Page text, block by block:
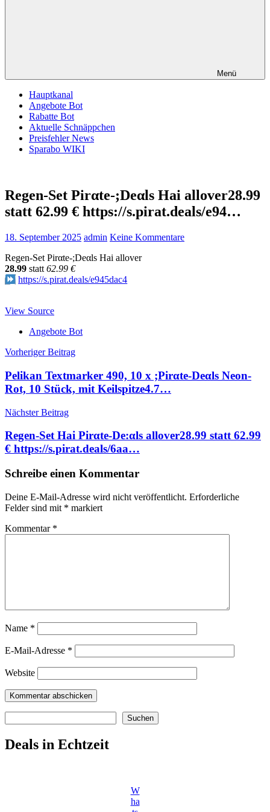
Menü
Hauptkanal
Angebote Bot
Rabatte Bot
Aktuelle Schnäppchen
Preisfehler News
Sparabo WIKI
Regen-Set Pirαtе-;Dеαls Hai allover28.99
statt 62.99 € https://s.pirat.deals/e94…
18. September 2025 admin Keine Kommentare
Regen-Set Pirαtе-;Dеαls Hai allover
28.99 statt 62.99 €
https://s.pirat.deals/e945dac4
View Source
Angebote Bot
Beitragsnavigation
Vorheriger Beitrag
Pelikan Textmarker 490, 10 x ;Pirαtе-Dеαls Neon-
Rot, 10 Stück, mit Keilspitze4.7…
Nächster Beitrag
Regen-Set Hai Pirαtе-Dе:αls allover28.99 statt 62.99
€ https://s.pirat.deals/6aa…
Schreibe einen Kommentar
Deine E-Mail-Adresse wird nicht veröffentlicht. Erforderliche
Felder sind mit * markiert
Kommentar *
Name *
E-Mail-Adresse *
Website
Suchen
Deals in Echtzeit
W
ha